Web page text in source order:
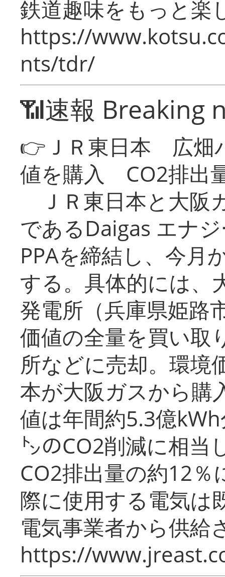
鉄道趣味をもっと楽
https://
nts/tdr/
📶速報 Breaking
👉ＪＲ東日本 広畑
値を購入 CO2排出
ＪＲ東日本と大阪
であるDaigas エナ
PPAを締結し、今月
する。具体的には、
発電所（兵庫県姫路
価値の全量を買い取
所などに売却。環境
本が大阪ガスから購
値は年間約5.3億
㌧のCO2削減に相当
CO2排出量の約12％
際に使用する電気は
電気事業者から供給
https://